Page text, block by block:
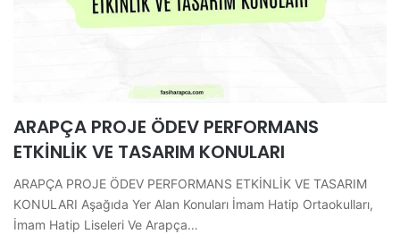
ARAPÇA PROJE ÖDEV PERFORMANS
ETKİNLİK VE TASARIM KONULARI
ARAPÇA PROJE ÖDEV PERFORMANS ETKİNLİK VE TASARIM
KONULARI Aşağıda Yer Alan Konuları İmam Hatip Ortaokulları,
İmam Hatip Liseleri Ve Arapça…